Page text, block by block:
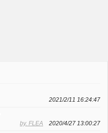
2021/2/11 16:24:47
by. FLEA 2020/4/27 13:00:27